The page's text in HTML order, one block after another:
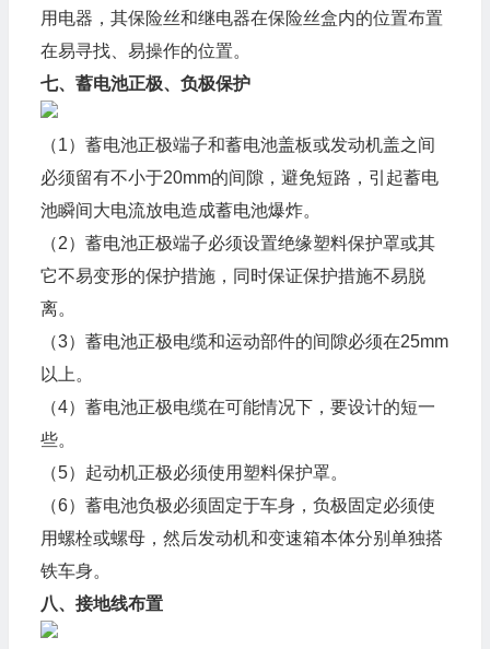
用电器，其保险丝和继电器在保险丝盒内的位置布置
在易寻找、易操作的位置。
七、蓄电池正极、负极保护
（1）蓄电池正极端子和蓄电池盖板或发动机盖之间
必须留有不小于20mm的间隙，避免短路，引起蓄电
池瞬间大电流放电造成蓄电池爆炸。
（2）蓄电池正极端子必须设置绝缘塑料保护罩或其
它不易变形的保护措施，同时保证保护措施不易脱
离。
（3）蓄电池正极电缆和运动部件的间隙必须在25mm
以上。
（4）蓄电池正极电缆在可能情况下，要设计的短一
些。
（5）起动机正极必须使用塑料保护罩。
（6）蓄电池负极必须固定于车身，负极固定必须使
用螺栓或螺母，然后发动机和变速箱本体分别单独搭
铁车身。
八、接地线布置